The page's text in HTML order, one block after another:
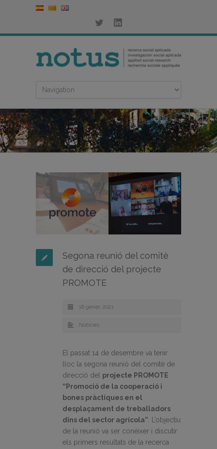
Segona reunió del comitè
de direcció del projecte
PROMOTE
18 gener, 2021
Noticies
El passat 14 de desembre va tenir
lloc la segona reunió del comitè de
direcció del projecte PROMOTE
“Promoció de la cooperació i
bones pràctiques en el
desplaçament de treballadors
dins del sector agrícola”. L’objectiu
de la reunió va ser conèixer i discutir
els primers resultats de la recerca